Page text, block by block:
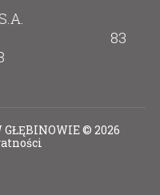
© 2026